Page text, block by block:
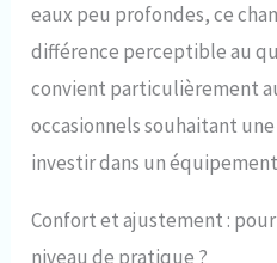
eaux peu profondes, ce
différence perceptible au
convient particulièrement
occasionnels souhaitant
investir dans un
Confort et ajustement :
niveau de pratique ?